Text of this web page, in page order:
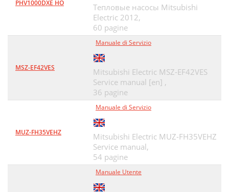
PHV1000DXE HO
Тепловые насосы Mitsubishi
Electric 2012,
60 pagine
MSZ-EF42VES
Manuale di Servizio
Mitsubishi Electric MSZ-EF42VES
Service manual [en] ,
36 pagine
MUZ-FH35VEHZ
Manuale di Servizio
Mitsubishi Electric MUZ-FH35VEHZ
Service manual,
54 pagine
Manuale Utente